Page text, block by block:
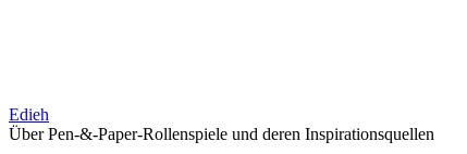
Edieh
Über Pen-&-Paper-Rollenspiele und deren Inspirationsquellen